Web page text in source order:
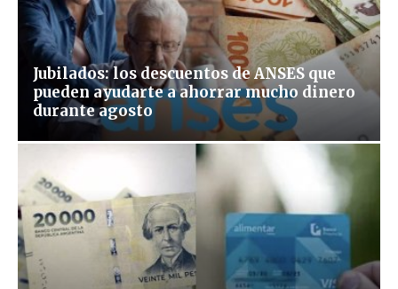
Jubilados: los descuentos de ANSES que
pueden ayudarte a ahorrar mucho dinero
durante agosto